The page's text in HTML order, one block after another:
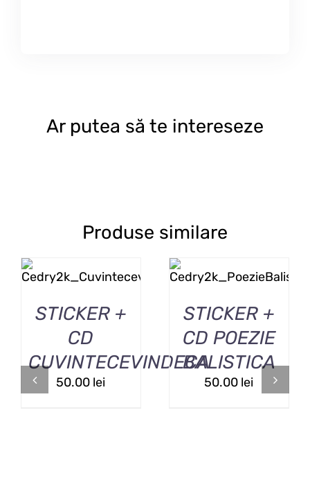
Ar putea să te intereseze
Produse similare
/
DETALII
STICKER +
CD
CUVINTECEVINDECA
50.00 lei
/
DETALII
STICKER +
CD POEZIE
BALISTICA
50.00 lei